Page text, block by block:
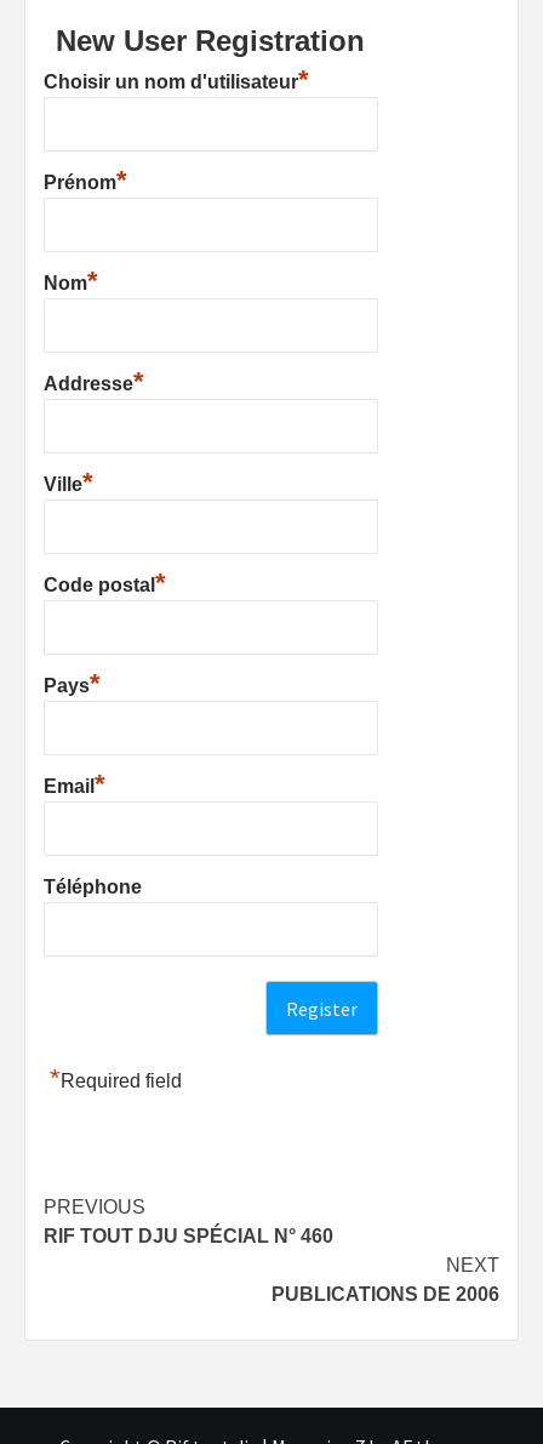
New User Registration
Choisir un nom d'utilisateur*
Prénom*
Nom*
Addresse*
Ville*
Code postal *
Pays*
Email *
Téléphone
*Required field
Post
navigation
PREVIOUS
RIF TOUT DJU SPÉCIAL N° 460
NEXT
PUBLICATIONS DE 2006